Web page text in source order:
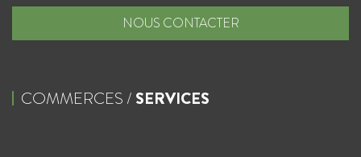
NOUS CONTACTER
COMMERCES / SERVICES